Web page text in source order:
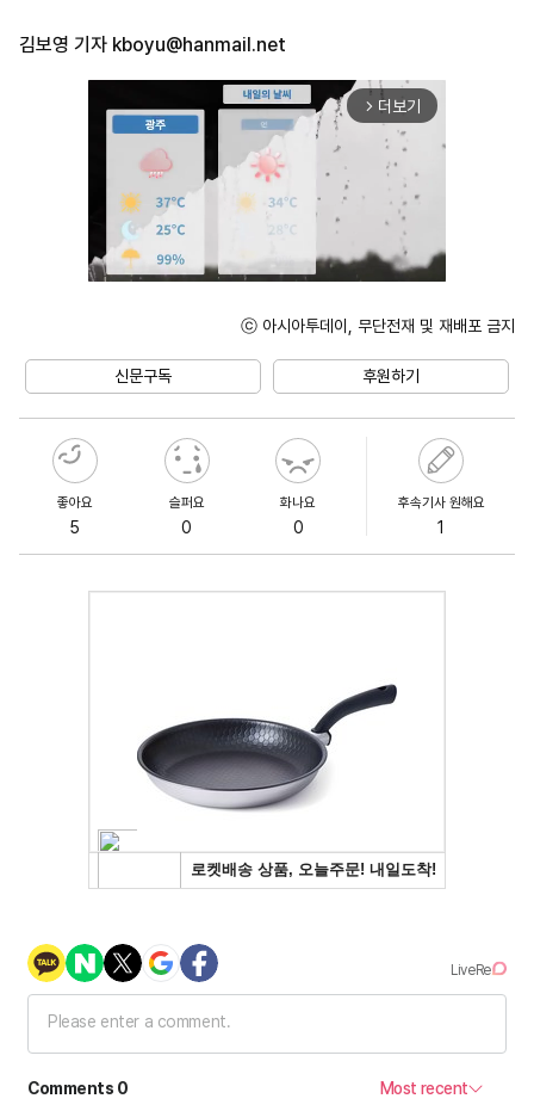
김보영 기자 kboyu@hanmail.net
arrow_forward_ios 더보기
ⓒ 아시아투데이, 무단전재 및 재배포 금지
신문구독 후원하기
좋아요
5
슬퍼요
0
화나요
0
후속기사 원해요
1